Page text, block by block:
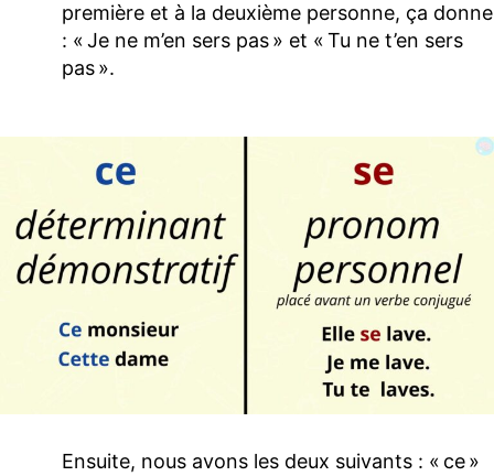
première et à la deuxième personne, ça donne
: « Je ne m’en sers pas » et « Tu ne t’en sers
pas ».
Ensuite, nous avons les deux suivants : « ce »